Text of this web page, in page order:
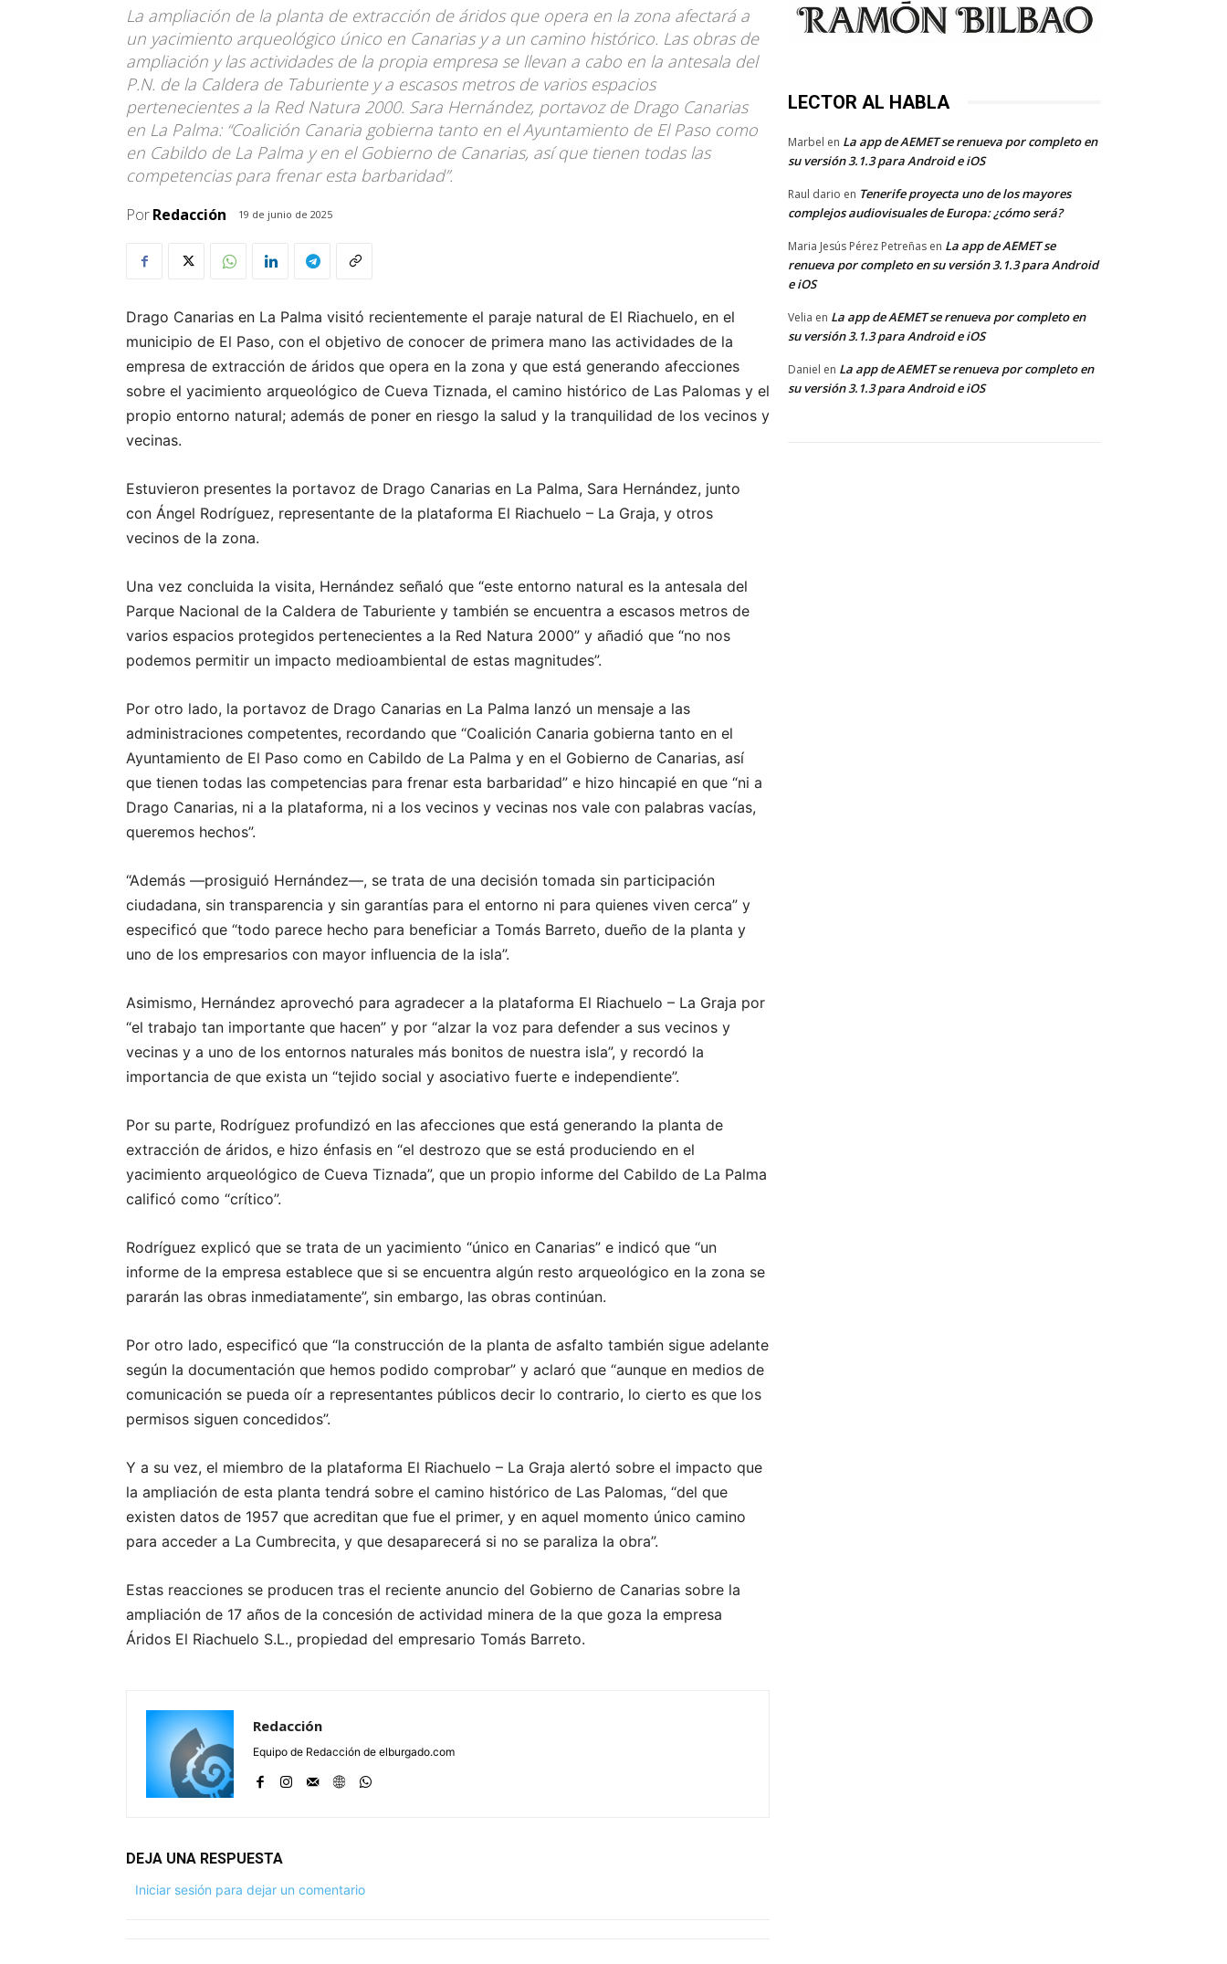
La ampliación de la planta de extracción de áridos que opera en la zona afectará a
un yacimiento arqueológico único en Canarias y a un camino histórico. Las obras de
ampliación y las actividades de la propia empresa se llevan a cabo en la antesala del
P.N. de la Caldera de Taburiente y a escasos metros de varios espacios
pertenecientes a la Red Natura 2000. Sara Hernández, portavoz de Drago Canarias
en La Palma: “Coalición Canaria gobierna tanto en el Ayuntamiento de El Paso como
en Cabildo de La Palma y en el Gobierno de Canarias, así que tienen todas las
competencias para frenar esta barbaridad”.
PorRedacción 19 de junio de 2025
Drago Canarias en La Palma visitó recientemente el paraje natural de El Riachuelo, en el
municipio de El Paso, con el objetivo de conocer de primera mano las actividades de la
empresa de extracción de áridos que opera en la zona y que está generando afecciones
sobre el yacimiento arqueológico de Cueva Tiznada, el camino histórico de Las Palomas y el
propio entorno natural; además de poner en riesgo la salud y la tranquilidad de los vecinos y
vecinas.
Estuvieron presentes la portavoz de Drago Canarias en La Palma, Sara Hernández, junto
con Ángel Rodríguez, representante de la plataforma El Riachuelo – La Graja, y otros
vecinos de la zona.
Una vez concluida la visita, Hernández señaló que “este entorno natural es la antesala del
Parque Nacional de la Caldera de Taburiente y también se encuentra a escasos metros de
varios espacios protegidos pertenecientes a la Red Natura 2000” y añadió que “no nos
podemos permitir un impacto medioambiental de estas magnitudes”.
Por otro lado, la portavoz de Drago Canarias en La Palma lanzó un mensaje a las
administraciones competentes, recordando que “Coalición Canaria gobierna tanto en el
Ayuntamiento de El Paso como en Cabildo de La Palma y en el Gobierno de Canarias, así
que tienen todas las competencias para frenar esta barbaridad” e hizo hincapié en que “ni a
Drago Canarias, ni a la plataforma, ni a los vecinos y vecinas nos vale con palabras vacías,
queremos hechos”.
“Además —prosiguió Hernández—, se trata de una decisión tomada sin participación
ciudadana, sin transparencia y sin garantías para el entorno ni para quienes viven cerca” y
especificó que “todo parece hecho para beneficiar a Tomás Barreto, dueño de la planta y
uno de los empresarios con mayor influencia de la isla”.
Asimismo, Hernández aprovechó para agradecer a la plataforma El Riachuelo – La Graja por
“el trabajo tan importante que hacen” y por “alzar la voz para defender a sus vecinos y
vecinas y a uno de los entornos naturales más bonitos de nuestra isla”, y recordó la
importancia de que exista un “tejido social y asociativo fuerte e independiente”.
Por su parte, Rodríguez profundizó en las afecciones que está generando la planta de
extracción de áridos, e hizo énfasis en “el destrozo que se está produciendo en el
yacimiento arqueológico de Cueva Tiznada”, que un propio informe del Cabildo de La Palma
calificó como “crítico”.
Rodríguez explicó que se trata de un yacimiento “único en Canarias” e indicó que “un
informe de la empresa establece que si se encuentra algún resto arqueológico en la zona se
pararán las obras inmediatamente”, sin embargo, las obras continúan.
Por otro lado, especificó que “la construcción de la planta de asfalto también sigue adelante
según la documentación que hemos podido comprobar” y aclaró que “aunque en medios de
comunicación se pueda oír a representantes públicos decir lo contrario, lo cierto es que los
permisos siguen concedidos”.
Y a su vez, el miembro de la plataforma El Riachuelo – La Graja alertó sobre el impacto que
la ampliación de esta planta tendrá sobre el camino histórico de Las Palomas, “del que
existen datos de 1957 que acreditan que fue el primer, y en aquel momento único camino
para acceder a La Cumbrecita, y que desaparecerá si no se paraliza la obra”.
Estas reacciones se producen tras el reciente anuncio del Gobierno de Canarias sobre la
ampliación de 17 años de la concesión de actividad minera de la que goza la empresa
Áridos El Riachuelo S.L., propiedad del empresario Tomás Barreto.
Redacción
Equipo de Redacción de elburgado.com
DEJA UNA RESPUESTA
Iniciar sesión para dejar un comentario
LECTOR AL HABLA
Marbel en La app de AEMET se renueva por completo en
su versión 3.1.3 para Android e iOS
Raul dario en Tenerife proyecta uno de los mayores
complejos audiovisuales de Europa: ¿cómo será?
Maria Jesús Pérez Petreñas en La app de AEMET se
renueva por completo en su versión 3.1.3 para Android
e iOS
Velia en La app de AEMET se renueva por completo en
su versión 3.1.3 para Android e iOS
Daniel en La app de AEMET se renueva por completo en
su versión 3.1.3 para Android e iOS